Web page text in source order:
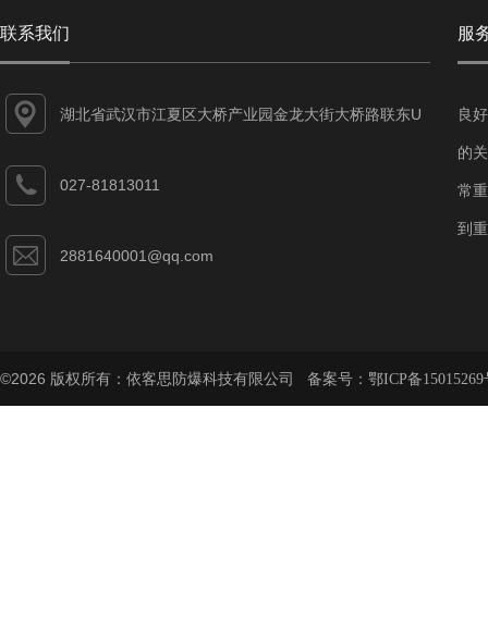
联系我们
湖北省武汉市江夏区大桥产业园金龙大街大桥路联东U
027-81813011
2881640001@qq.com
服
良
的
常
到
©2026 版权所有：依客思防爆科技有限公司 备案号： 鄂ICP备15015269